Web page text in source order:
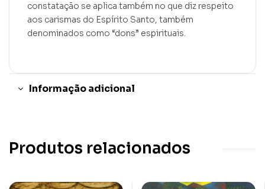
constatação se aplica também no que diz respeito
aos carismas do Espírito Santo, também
denominados como “dons” espirituais.
Informação adicional
Produtos relacionados